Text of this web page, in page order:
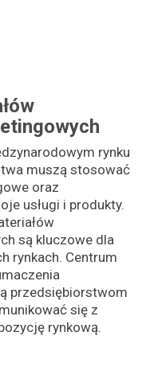
rynku
muszą stosować
oraz
usługi i produkty.
są kluczowe dla
rynkach. Centrum
przedsiębiorstwom
się z
rynkową.